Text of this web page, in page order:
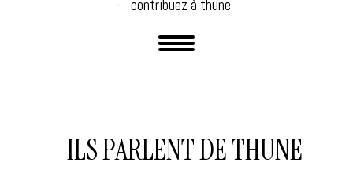
contribuez à thune
contribuez à thune
ILS PARLENT DE THUNE